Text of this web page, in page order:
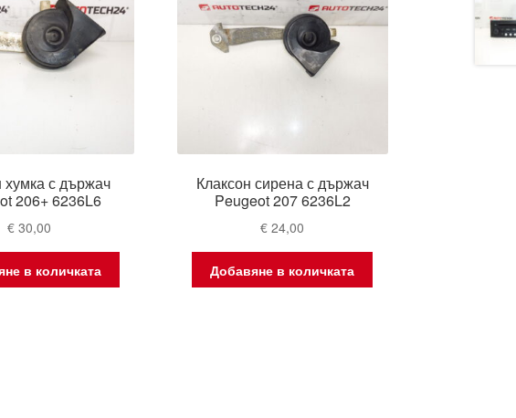
хумка с държач
206+ 6236L6
€30,00
в количката
Клаксон сирена с държач
Peugeot 207 6236L2
€ 24,00
Добавяне в количката